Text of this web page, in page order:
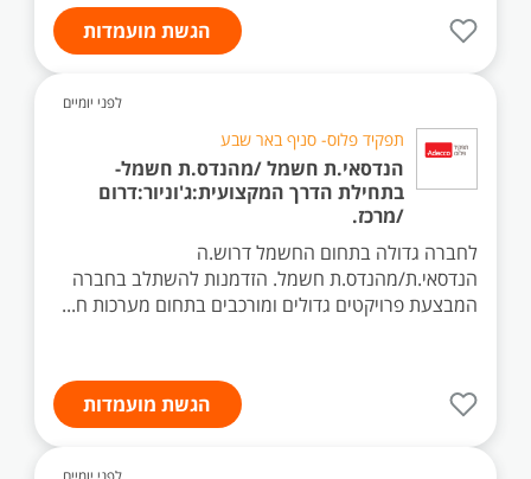
הגשת מועמדות
לפני יומיים
תפקיד פלוס- סניף באר שבע
הנדסאי.ת חשמל /מהנדס.ת חשמל-
בתחילת הדרך המקצועית:ג'וניור:דרום
/מרכז.
לחברה גדולה בתחום החשמל דרוש.ה
הנדסאי.ת/מהנדס.ת חשמל. הזדמנות להשתלב בחברה
המבצעת פרויקטים גדולים ומורכבים בתחום מערכות ח...
הגשת מועמדות